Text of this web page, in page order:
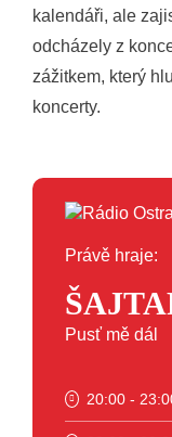
kalendáři, ale
odcházely z
zážitkem, který
koncerty.
Právě hraje:
Pusť mě dál
20:00 -